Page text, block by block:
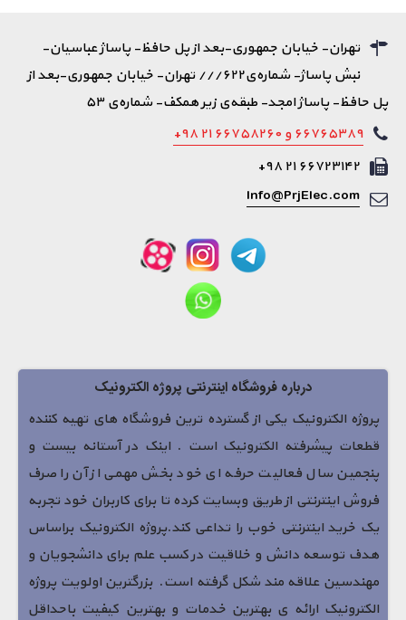
تهران- خیابان جمهوری-بعد از پل حافظ- پاساژ عباسیان-
نبش پاساژ- شماره‌ی۶۲۲/// تهران- خیابان جمهوری-بعد از
پل حافظ- پاساژ امجد- طبقه‌ی زیر همکف- شماره‌ی ۵۳
۶۶۷۶۵۳۸۹ و ۶۶۷۵۸۲۶۰ ۲۱ ۹۸+
۶۶۷۲۳۱۴۲ ۲۱ ۹۸+
Info@PrjElec.com
درباره فروشگاه اینترنتی پروژه الکترونیک
پروژه الکترونیک یکی از گسترده ترین فروشگاه های تهیه کننده
قطعات پیشرفته الکترونیک است . اینک در آستانه بیست و
پنجمین سال فعالیت حرفه ای خود بخش مهمی از آن را صرف
فروش اینترنتی از طریق وبسایت کرده تا برای کاربران خود تجربه
یک خرید اینترنتی خوب را تداعی کند.پروژه الکترونیک براساس
هدف توسعه دانش و خلاقیت در کسب علم برای دانشجویان و
مهندسین علاقه مند شکل گرفته است. بزرگترین اولویت پروژه
الکترونیک ارائه ی بهترین خدمات و بهترین کیفیت باحداقل